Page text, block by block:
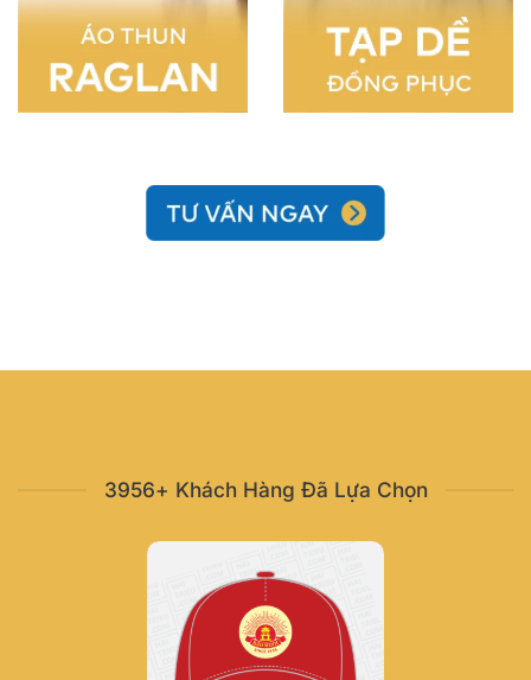
3956+ Khách Hàng Đã Lựa Chọn